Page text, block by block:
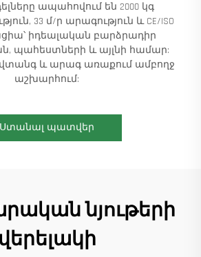
ապահովում են 2000 կգ
33 մ/ր արագություն և CE/ISO
իդեալական բարձրադիր
պահեստների և այլնի համար:
և արագ առաքում ամբողջ
աշխարհում:
Ստանալ պատվեր
նյութերի
վերելակի